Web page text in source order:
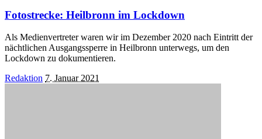
Fotostrecke: Heilbronn im Lockdown
Als Medienvertreter waren wir im Dezember 2020 nach Eintritt der
nächtlichen Ausgangssperre in Heilbronn unterwegs, um den
Lockdown zu dokumentieren.
Posted
Redaktion 7. Januar 2021